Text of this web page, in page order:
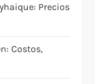
Precios
Costos,